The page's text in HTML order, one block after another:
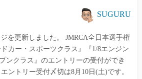
SUGURU
を更新しました。 JMRCA全日本選手権
ドカー・スポーツクラス』『1/8エンジン
ンクラス』のエントリーの受付ができ
ントリー受付〆切は8月10日(土)です。